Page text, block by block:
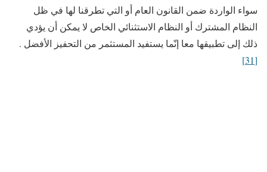
سواء الواردة ضمن القانون العام أو التي تطرقنا لها في ظل
النظام المشترك أو النظام الاستثنائي الخاص لا يمكن أن يؤدي
ذلك إلى تطبيقها معا إنّما يستفيد المستثمر من التحفيز الأفضل .
[31]